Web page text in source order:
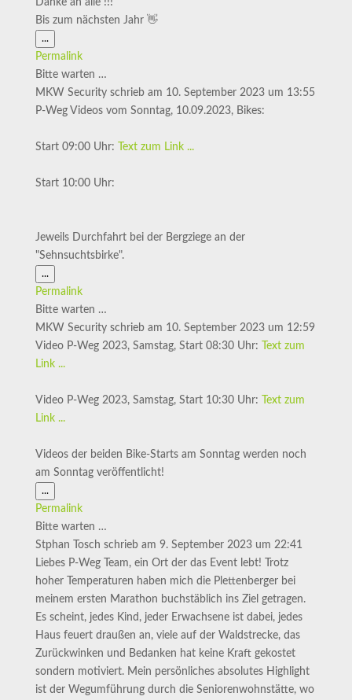
Danke an alle !!!
Bis zum nächsten Jahr 👋
...Diese
Metabox
Permalink
Bitte warten …
MKW Security schrieb am 10. September 2023 um 13:55
P-Weg Videos vom Sonntag, 10.09.2023, Bikes:
Start 09:00 Uhr: Text zum Link ...
Start 10:00 Uhr:
Jeweils Durchfahrt bei der Bergziege an der
"Sehnsuchtsbirke".
...Diese
Metabox
Permalink
Bitte warten …
MKW Security schrieb am 10. September 2023 um 12:59
Video P-Weg 2023, Samstag, Start 08:30 Uhr:
Text zum
Link ...
Video P-Weg 2023, Samstag, Start 10:30 Uhr:
Text zum
Link ...
Videos der beiden Bike-Starts am Sonntag werden noch
am Sonntag veröffentlicht!
...Diese
Metabox
Permalink
Bitte warten …
Stphan Tosch schrieb am 9. September 2023 um 22:41
Liebes P-Weg Team, ein Ort der das Event lebt! Trotz
hoher Temperaturen haben mich die Plettenberger bei
meinem ersten Marathon buchstäblich ins Ziel getragen.
Es scheint, jedes Kind, jeder Erwachsene ist dabei, jedes
Haus feuert draußen an, viele auf der Waldstrecke, das
Zurückwinken und Bedanken hat keine Kraft gekostet
sondern motiviert. Mein persönliches absolutes Highlight
ist der Wegumführung durch die Seniorenwohnstätte, wo